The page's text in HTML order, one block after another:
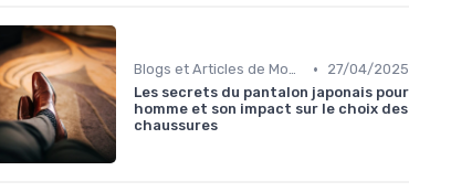
Blogs et Articles de Mode •
27/04/2025
Les secrets du pantalon japonais pour
homme et son impact sur le choix des
chaussures